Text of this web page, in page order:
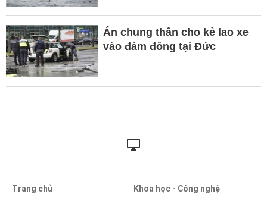
Án chung thân cho kẻ lao xe
vào đám đông tại Đức
Trang chủ
Khoa học - Công nghệ